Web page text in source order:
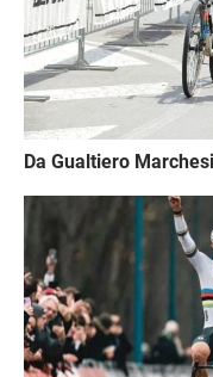
Da Gualtiero